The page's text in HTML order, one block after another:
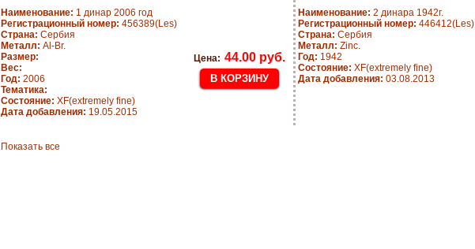
Наименование: 1 динар 2006 год
Регистрационный номер: 456389(Les)
Страна: Сербия
Металл: Al-Br.
Размер:
Вес:
Год: 2006
Тематика:
Состояние: XF(extremely fine)
Дата добавления: 19.05.2015
Цена: 44.00 руб.
Наименование: 2 динара 1942г.
Регистрационный номер: 446412(Les)
Страна: Сербия
Металл: Zinc.
Год: 1942
Состояние: XF(extremely fine)
Дата добавления: 03.08.2013
Показать все